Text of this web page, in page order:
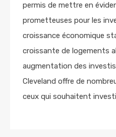
permis de mettre en
prometteuses pour les
croissance économique
croissante de logements
augmentation des
Cleveland offre de
ceux qui souhaitent